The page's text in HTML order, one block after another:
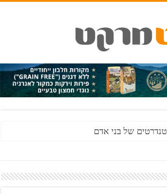
של בני אדם
חשים בטוב: עשה ואל תעשה
חטיפים לכלבים ולא היה לכם את מי לשאול